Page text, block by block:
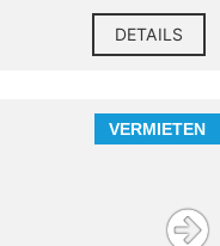
DETAILS
VERMIETEN